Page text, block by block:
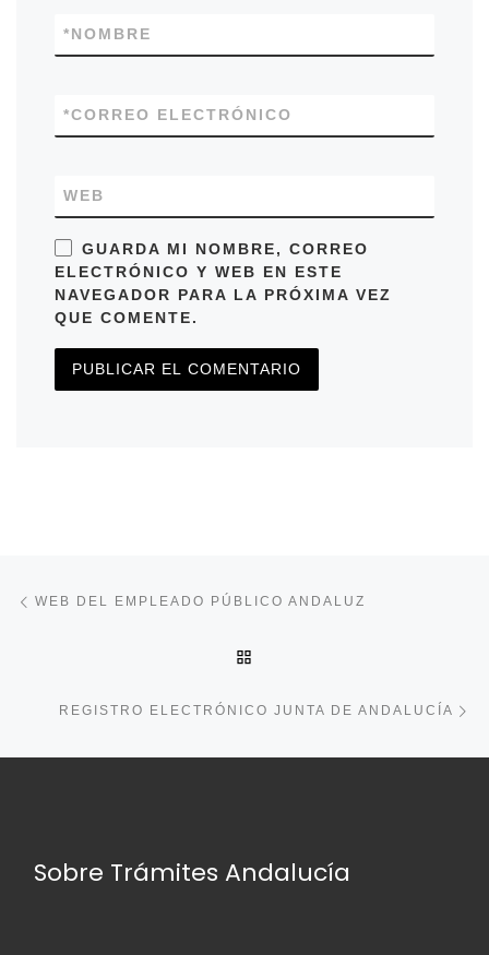
NOMBRE
*
CORREO ELECTRÓNICO
*
WEB
GUARDA MI NOMBRE, CORREO
ELECTRÓNICO Y WEB EN ESTE
NAVEGADOR PARA LA PRÓXIMA VEZ
QUE COMENTE.
Navegación de entradas
WEB DEL EMPLEADO PÚBLICO ANDALUZ
REGISTRO ELECTRÓNICO JUNTA DE ANDALUCÍA
Sobre Trámites Andalucía